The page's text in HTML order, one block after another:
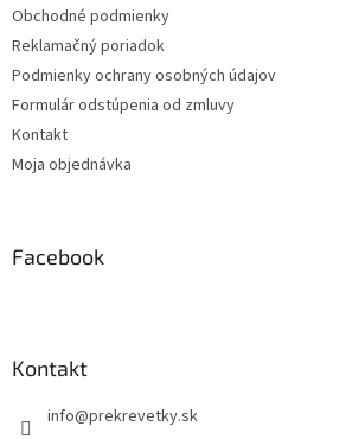
Obchodné podmienky
Reklamačný poriadok
Podmienky ochrany osobných údajov
Formulár odstúpenia od zmluvy
Kontakt
Moja objednávka
Facebook
Kontakt
info@prekrevetky.sk